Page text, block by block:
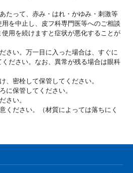
たって、赤み・はれ・かゆみ・刺激等
を中止し、皮フ科専門医等へのご相談
用を続けますと症状が悪化することが
さい。万一目に入った場合は、すぐに
ださい。なお、異常が残る場合は眼科
、密栓して保管してください。
に保管してください。
さい。
ください。（材質によっては落ちにく